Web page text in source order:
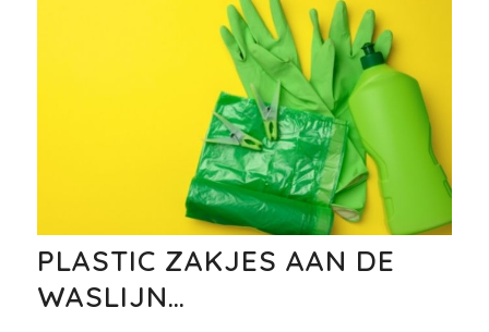
PLASTIC ZAKJES AAN DE
WASLIJN…